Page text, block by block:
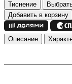
Тиснение
Добавить в корзину
Описание